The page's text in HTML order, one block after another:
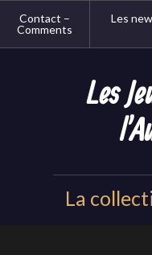
Contact –
Comments
Les
Les
La